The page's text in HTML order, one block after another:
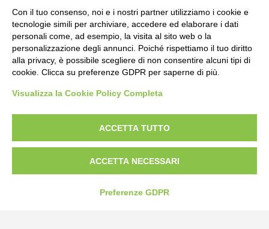
Strada Statale 231 Alba-Bra
Borgo San Martino 44, 12060 Pocapaglia CN
Fax: 0172-487399
Con il tuo consenso, noi e i nostri partner utilizziamo i cookie e
tecnologie simili per archiviare, accedere ed elaborare i dati
personali come, ad esempio, la visita al sito web o la
personalizzazione degli annunci. Poiché rispettiamo il tuo diritto
alla privacy, è possibile scegliere di non consentire alcuni tipi di
cookie. Clicca su preferenze GDPR per saperne di più.
Visualizza la Cookie Policy Completa
ACCETTA TUTTO
ACCETTA NECESSARI
Preferenze GDPR